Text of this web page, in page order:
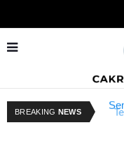
BREAKING NEWS